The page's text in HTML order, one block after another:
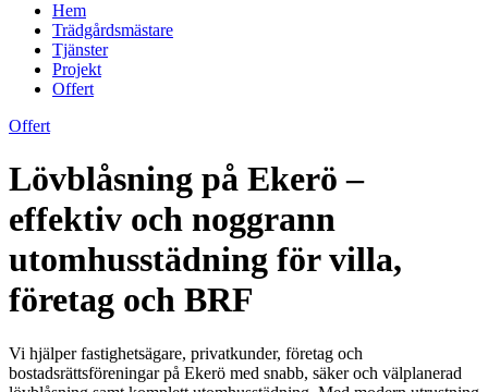
Hem
Trädgårdsmästare
Tjänster
Projekt
Offert
Offert
Lövblåsning på Ekerö –
effektiv och noggrann
utomhusstädning för villa,
företag och BRF
Vi hjälper fastighetsägare, privatkunder, företag och
bostadsrättsföreningar på Ekerö med snabb, säker och välplanerad